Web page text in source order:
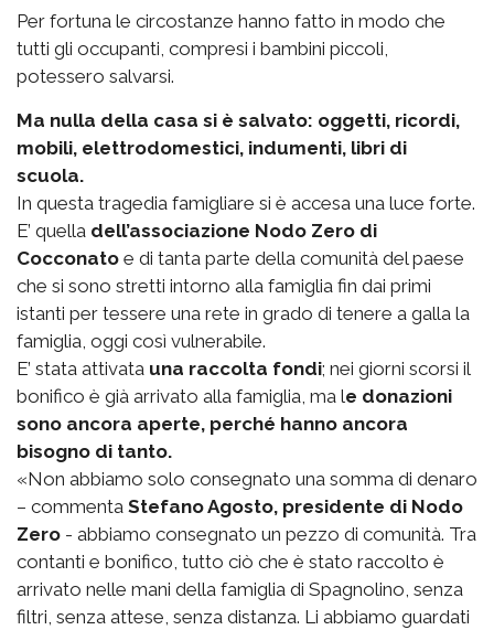
Per fortuna le circostanze hanno fatto in modo che
tutti gli occupanti, compresi i bambini piccoli,
potessero salvarsi.
Ma nulla della casa si è salvato: oggetti, ricordi,
mobili, elettrodomestici, indumenti, libri di
scuola.
In questa tragedia famigliare si è accesa una luce forte.
E’ quella dell’associazione Nodo Zero di
Cocconato e di tanta parte della comunità del paese
che si sono stretti intorno alla famiglia fin dai primi
istanti per tessere una rete in grado di tenere a galla la
famiglia, oggi così vulnerabile.
E’ stata attivata una raccolta fondi; nei giorni scorsi il
bonifico è già arrivato alla famiglia, ma le donazioni
sono ancora aperte, perché hanno ancora
bisogno di tanto.
«Non abbiamo solo consegnato una somma di denaro
– commenta Stefano Agosto, presidente di Nodo
Zero - abbiamo consegnato un pezzo di comunità. Tra
contanti e bonifico, tutto ciò che è stato raccolto è
arrivato nelle mani della famiglia di Spagnolino, senza
filtri, senza attese, senza distanza. Li abbiamo guardati